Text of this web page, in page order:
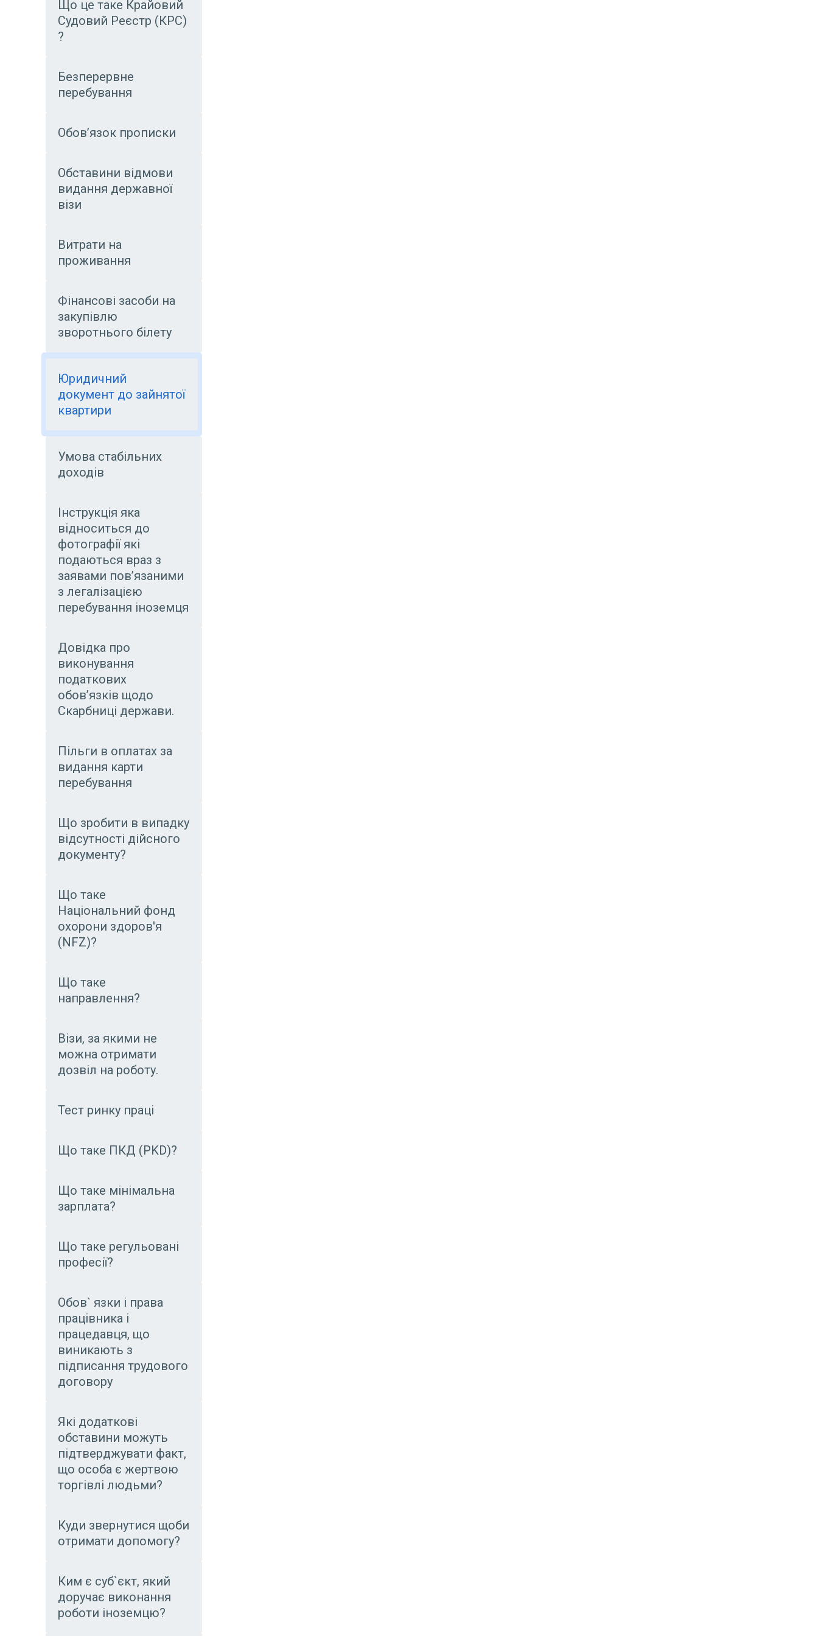
Що це таке Крайовий
Судовий Реєстр (КРС)
?
Безперервне
перебування
Обов’язок прописки
Обставини відмови
видання державної
візи
Витрати на
проживання
Фінансові засоби на
закупівлю
зворотнього білету
Юридичний
документ до зайнятої
квартири
Умова стабільних
доходів
Інструкція яка
відноситься до
фотографії які
подаються враз з
заявами пов’язаними
з легалізацією
перебування іноземця
Довідка про
виконування
податкових
обов’язків щодо
Скарбниці держави.
Пільги в оплатах за
видання карти
перебування
Що зробити в випадку
відсутності дійсного
документу?
Що таке
Національний фонд
охорони здоров'я
(NFZ)?
Що таке
направлення?
Візи, за якими не
можна отримати
дозвіл на роботу.
Тест ринку праці
Що таке ПКД (PKD)?
Що таке мінімальна
зарплата?
Що таке регульовані
професії?
Обов` язки і права
працівника і
працедавця, що
виникають з
підписання трудового
договору
Які додаткові
обставини можуть
підтверджувати факт,
що особа є жертвою
торгівлі людьми?
Куди звернутися щоби
отримати допомогу?
Ким є суб`єкт, який
доручає виконання
роботи іноземцю?